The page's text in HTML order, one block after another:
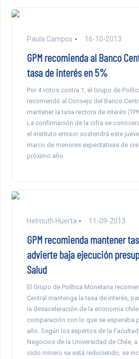
Paula Campos 16-10-2013
GPM recomienda al Banco
tasa de interés en 5%
Por 4 votos contra 1, el Grupo de
recomendó al Consejo del Banco
mantener la tasa rectora de interés
La confirmación de la cifra se
el instituto emisor sostendrá este
marco de menores expectativas de
próximo año.
Helmuth Huerta 11-09-2013
GPM recomienda mantener
advierte baja ejecución
Salud
El Grupo de Política Monetaria
Central mantenga la tasa de interés,
la desaceleración de la economía
comparación con lo que se esperaba
año. Según los expertos de la
Negocios de la Universidad de Chile, a
ciclo minero se está reduciendo, se